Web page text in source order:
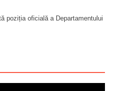
poziția oficială a Departamentului